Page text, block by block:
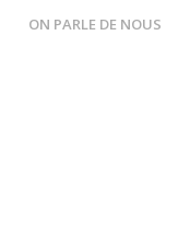
ON PARLE DE NOUS